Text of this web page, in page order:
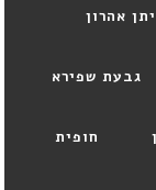
אהרון
גבעת שפירא
חופית